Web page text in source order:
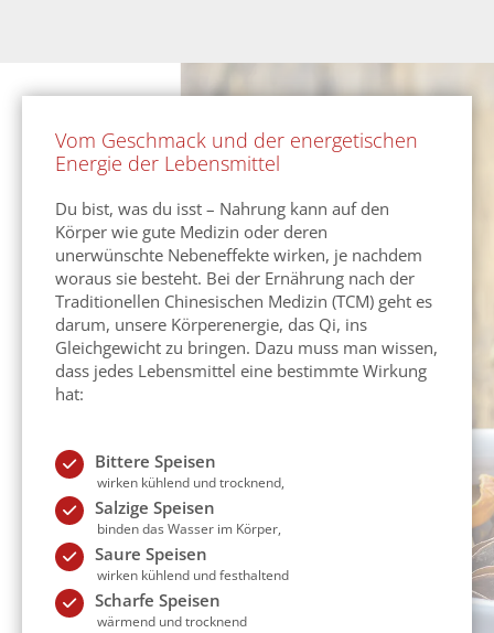
Vom Geschmack und der energetischen
Energie der Lebensmittel
Du bist, was du isst – Nahrung kann auf den
Körper wie gute Medizin oder deren
unerwünschte Nebeneffekte wirken, je nachdem
woraus sie besteht. Bei der Ernährung nach der
Traditionellen Chinesischen Medizin (TCM) geht es
darum, unsere Körperenergie, das Qi, ins
Gleichgewicht zu bringen. Dazu muss man wissen,
dass jedes Lebensmittel eine bestimmte Wirkung
hat:
Bittere Speisen
wirken kühlend und trocknend,
Salzige Speisen
binden das Wasser im Körper,
Saure Speisen
wirken kühlend und festhaltend
Scharfe Speisen
wärmend und trocknend